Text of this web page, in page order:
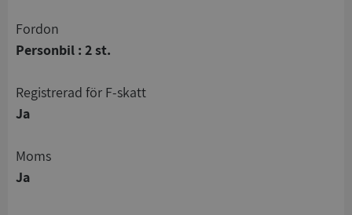
Fordon
Personbil : 2 st.
registrerad för F-skatt
Ja
Moms
Ja